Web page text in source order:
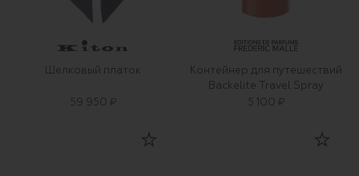
Шелковый платок
59 950 ₽
Контейнер для путешествий
Backelite Travel Spray
5 100 ₽